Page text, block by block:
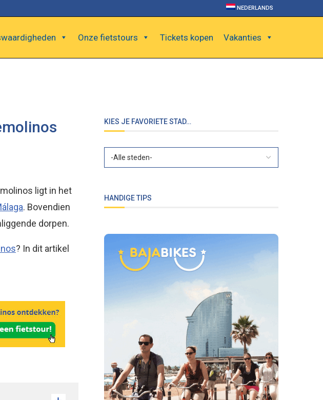
NEDERLANDS
Onze fietstours Tickets kopen Vakanties
ligt in het
. Bovendien
dorpen.
? In dit artikel
KIES JE FAVORIETE STAD…
HANDIGE TIPS